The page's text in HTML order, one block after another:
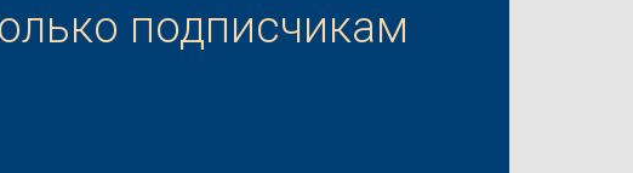
подписчикам